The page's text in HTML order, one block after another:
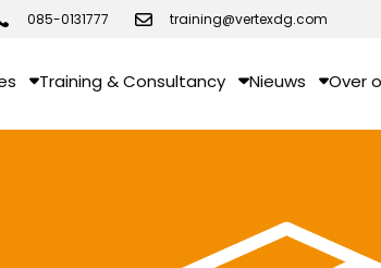
085-0131777 training@vertexdg.com
Training & Consultancy Nieuws Over